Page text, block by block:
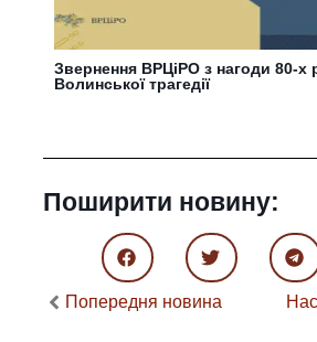
Звернення ВРЦіРО з нагоди 80-х
Волинської трагедії
Поширити новину:
Попередня новина